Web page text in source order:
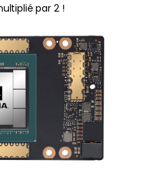
par 2 !